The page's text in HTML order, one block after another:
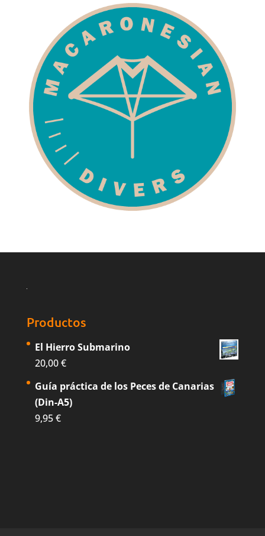
Productos
El Hierro Submarino
20,00€
Guía práctica de los Peces de Canarias
(Din-A5)
9,95€